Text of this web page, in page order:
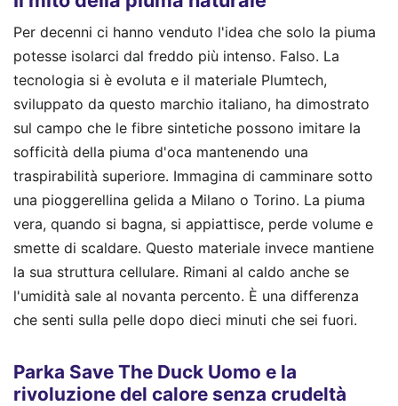
Per decenni ci hanno venduto l'idea che solo la piuma
potesse isolarci dal freddo più intenso. Falso. La
tecnologia si è evoluta e il materiale Plumtech,
sviluppato da questo marchio italiano, ha dimostrato
sul campo che le fibre sintetiche possono imitare la
sofficità della piuma d'oca mantenendo una
traspirabilità superiore. Immagina di camminare sotto
una pioggerellina gelida a Milano o Torino. La piuma
vera, quando si bagna, si appiattisce, perde volume e
smette di scaldare. Questo materiale invece mantiene
la sua struttura cellulare. Rimani al caldo anche se
l'umidità sale al novanta percento. È una differenza
che senti sulla pelle dopo dieci minuti che sei fuori.
Parka Save The Duck Uomo e la
rivoluzione del calore senza crudeltà